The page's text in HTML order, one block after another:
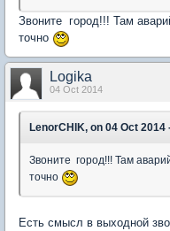
Звоните город!!! Там
точно
Logika
04 Oct 2014
LenorCHIK, on 04 Oct 2014
Звоните город!!! Там
точно
Есть смысл в выходной